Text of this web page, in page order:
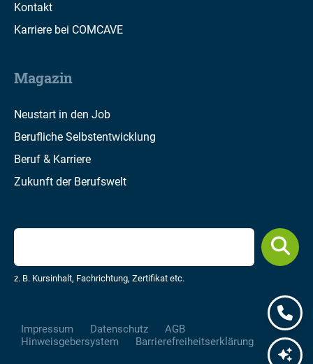
Kontakt
Karriere bei COMCAVE
Magazin
Neustart in den Job
Berufliche Selbstentwicklung
Beruf & Karriere
Zukunft der Berufswelt
z. B. Kursinhalt, Fachrichtung, Zertifikat etc.
Impressum Datenschutz
AGB
Hinweisgebersystem
Barrierefreiheitserklärung